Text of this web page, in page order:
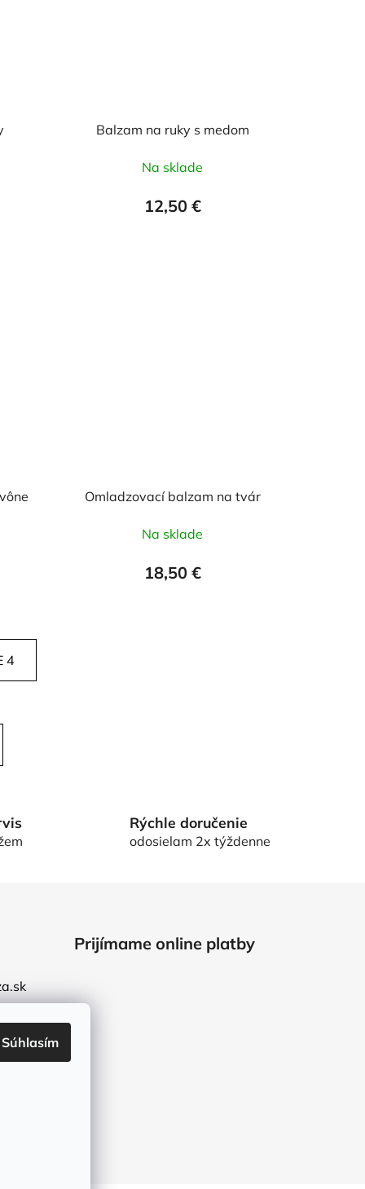
Súhlasím
Balzam na ruky s medom
Na sklade
12,50 €
Omladzovací balzam na tvár
Na sklade
18,50 €
4
Rýchle doručenie
odosielam 2x týždenne
Prijímame online platby